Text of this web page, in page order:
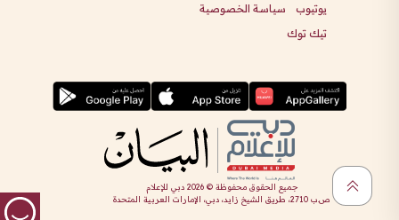
يوتيوب
تيك توك
سياسة الخصوصية
جميع الحقوق محفوظة ©2026 دبي للإعلام
ص.ب 2710، طريق الشيخ زايد، دبي، الإمارات العربية المتحدة